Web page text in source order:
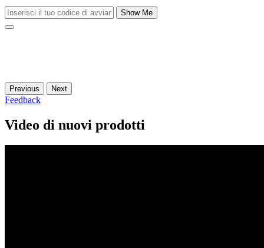
Show Me
Previous Next
Feedback
Video di nuovi prodotti